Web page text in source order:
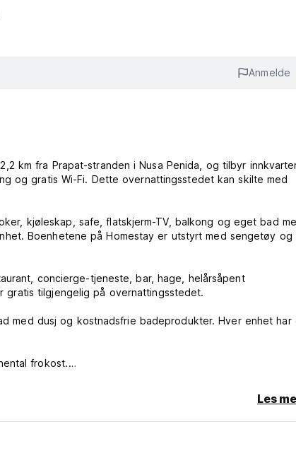
Anmelde
km fra Prapat-stranden i Nusa Penida, og tilbyr
og gratis Wi-Fi. Dette overnattingsstedet kan skilte med
kjøleskap, safe, flatskjerm-TV, balkong og eget bad
Boenhetene på Homestay er utstyrt med sengetøy og
concierge-tjeneste, bar, hage, helårsåpent
gratis tilgjengelig på overnattingsstedet.
med dusj og kostnadsfrie badeprodukter. Hver enhet har
frokost.
Ped Temple og Friends of the National Parks
Les